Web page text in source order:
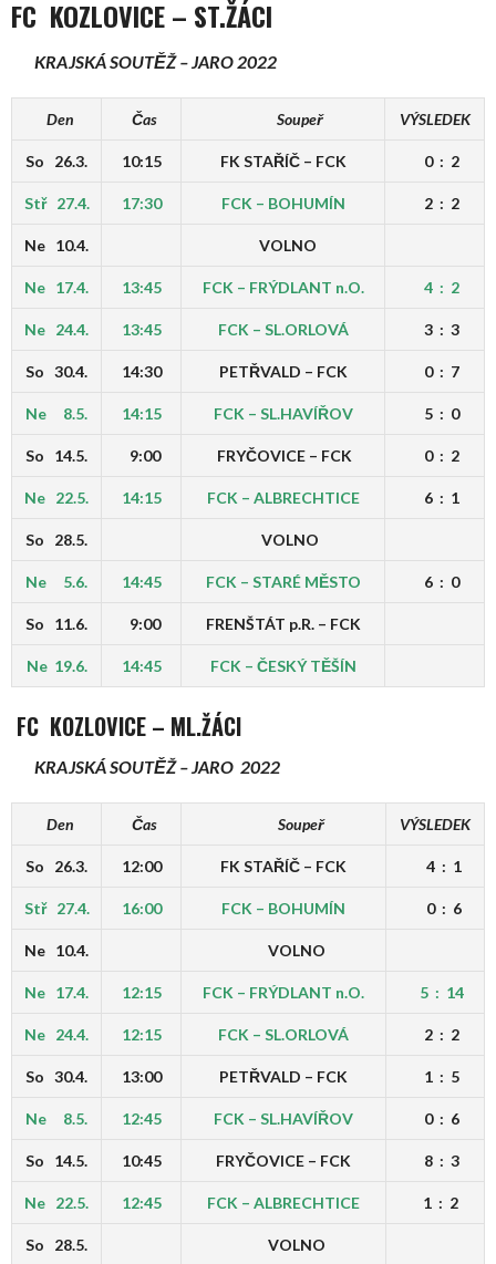
FC KOZLOVICE– ST.ŽÁCI
KRAJSKÁ SOUTĚŽ – JARO 2022
Den Čas Soupeř VÝSLEDEK
So 26.3. 10:15 FK STAŘÍČ – FCK 0 : 2
Stř 27.4. 17:30 FCK – BOHUMÍN 2 : 2
Ne 10.4. VOLNO
Ne 17.4. 13:45 FCK – FRÝDLANT n.O. 4 : 2
Ne 24.4. 13:45 FCK – SL.ORLOVÁ 3 : 3
So 30.4. 14:30 PETŘVALD – FCK 0 : 7
Ne 8.5. 14:15 FCK – SL.HAVÍŘOV 5 : 0
So 14.5. 9:00 FRYČOVICE – FCK 0 : 2
Ne 22.5. 14:15 FCK – ALBRECHTICE 6 : 1
So 28.5. VOLNO
Ne 5.6. 14:45 FCK – STARÉ MĚSTO 6 : 0
So 11.6. 9:00 FRENŠTÁT p.R. – FCK
Ne 19.6. 14:45 FCK – ČESKÝ TĚŠÍN
FC KOZLOVICE – ML.ŽÁCI
KRAJSKÁ SOUTĚŽ – JARO 2022
Den Čas Soupeř VÝSLEDEK
So 26.3. 12:00 FK STAŘÍČ – FCK 4 : 1
Stř 27.4. 16:00 FCK – BOHUMÍN 0 : 6
Ne 10.4. VOLNO
Ne 17.4. 12:15 FCK – FRÝDLANT n.O. 5 : 14
Ne 24.4. 12:15 FCK – SL.ORLOVÁ 2 : 2
So 30.4. 13:00 PETŘVALD – FCK 1 : 5
Ne 8.5. 12:45 FCK – SL.HAVÍŘOV 0 : 6
So 14.5. 10:45 FRYČOVICE – FCK 8 : 3
Ne 22.5. 12:45 FCK – ALBRECHTICE 1 : 2
So 28.5. VOLNO